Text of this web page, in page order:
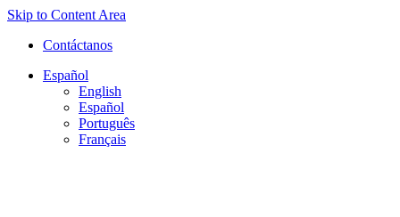
Skip to Content Area
Contáctanos
Español
English
Español
Português
Français